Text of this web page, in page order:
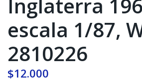
Inglaterra
escala 1/87,
2810226
$12.000